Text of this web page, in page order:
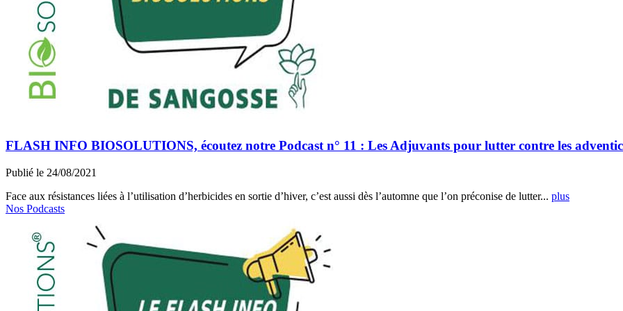
FLASH INFO BIOSOLUTIONS, écoutez notre Podcast n° 11 : Les Adjuvants pour lutter contre les
Publié le 24/08/2021
Face aux résistances liées à l’utilisation d’herbicides en sortie d’hiver, c’est aussi dès l’automne que l’on préconise de lutter... plus
Nos Podcasts